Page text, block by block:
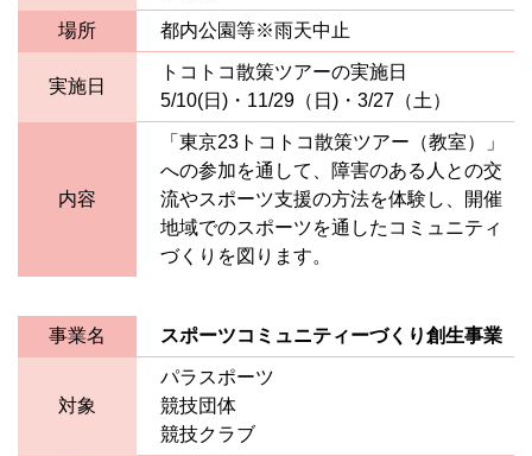
場所 都内公園等※雨天中止
実施日
トコトコ散策ツアーの実施日
5/10(日)・11/29（日)・3/27（土）
内容
「東京23トコトコ散策ツアー（教室）」
への参加を通して、障害のある人との交
流やスポーツ支援の方法を体験し、開催
地域でのスポーツを通したコミュニティ
づくりを図ります。
事業名 スポーツコミュニティーづくり創生事業
対象
パラスポーツ
競技団体
競技クラブ